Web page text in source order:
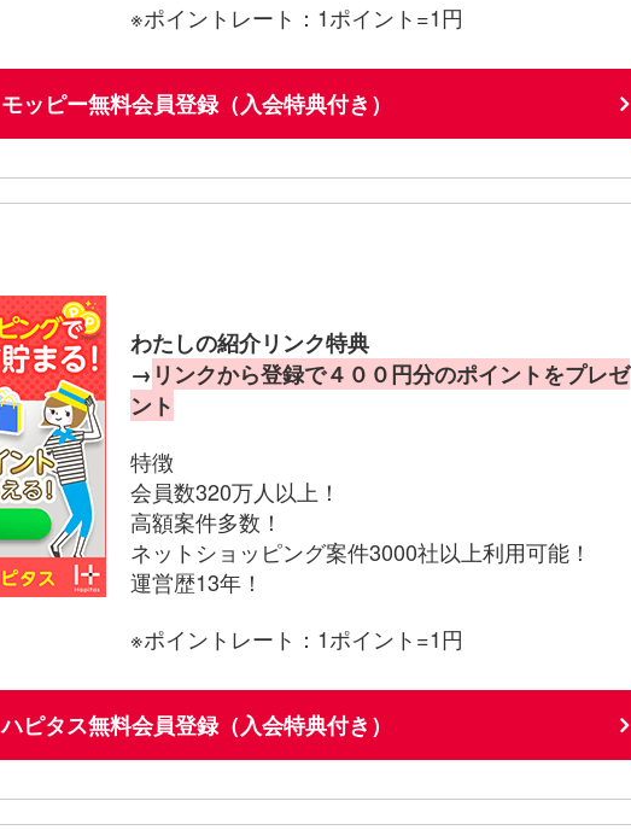
※ポイントレート：1ポイント=1円
モッピー無料会員登録（入会特典付き）
わたしの紹介リンク特典
→ リンクから登録で４００円分のポイントをプレゼ
ント
特徴
会員数320万人以上！
高額案件多数！
ネットショッピング案件3000社以上利用可能！
運営歴13年！
※ポイントレート：1ポイント=1円
ハピタス無料会員登録（入会特典付き）